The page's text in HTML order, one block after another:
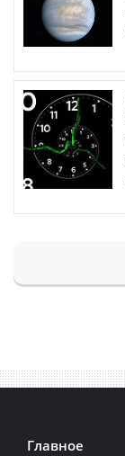
Главное